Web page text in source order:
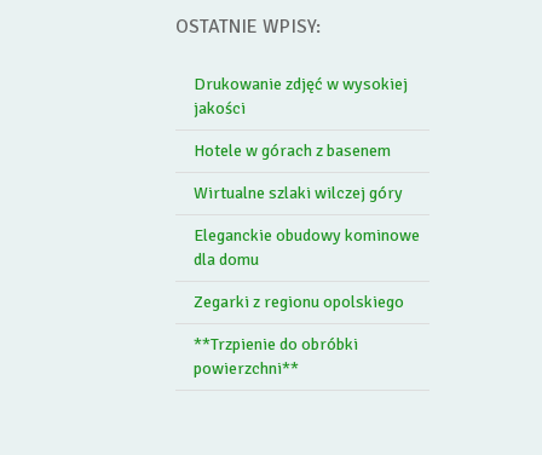
OSTATNIE WPISY:
Drukowanie zdjęć w wysokiej
jakości
Hotele w górach z basenem
Wirtualne szlaki wilczej góry
Eleganckie obudowy kominowe
dla domu
Zegarki z regionu opolskiego
**Trzpienie do obróbki
powierzchni**